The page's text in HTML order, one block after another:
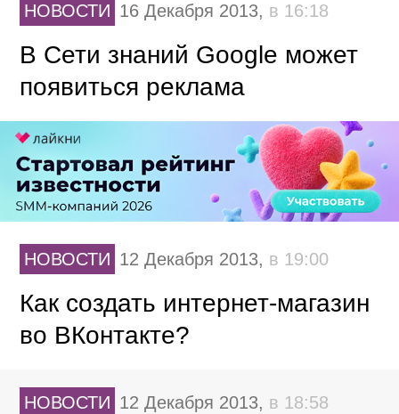
НОВОСТИ 16 Декабря 2013, в 16:18
В Сети знаний Google может
появиться реклама
НОВОСТИ 12 Декабря 2013, в 19:00
Как создать интернет-магазин
во ВКонтакте?
НОВОСТИ 12 Декабря 2013, в 18:58